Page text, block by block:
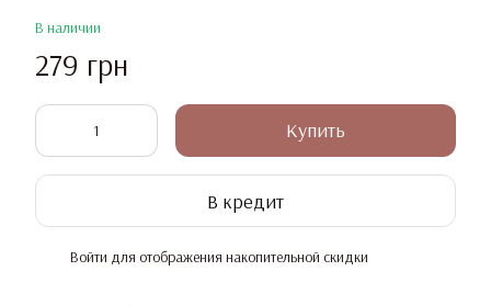
В наличии
279 грн
Купить
В кредит
Войти для отображения накопительной скидки